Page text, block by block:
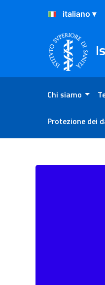
Salta al Contenuto
Salta al Footer
Chi siamo
Protezione dei
Normativa